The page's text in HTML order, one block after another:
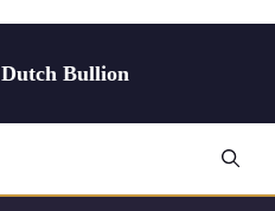
Dutch Bullion